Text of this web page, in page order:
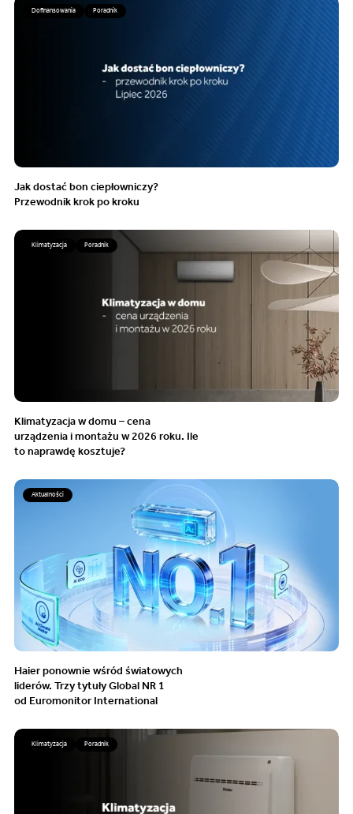
Dofinansowania Poradnik
Jak dostać bon ciepłowniczy?
Przewodnik krok po kroku
Klimatyzacja Poradnik
Klimatyzacja w domu – cena
urządzenia i montażu w 2026 roku. Ile
to naprawdę kosztuje?
Aktualności
Haier ponownie wśród światowych
liderów. Trzy tytuły Global NR 1
od Euromonitor International
Klimatyzacja Poradnik